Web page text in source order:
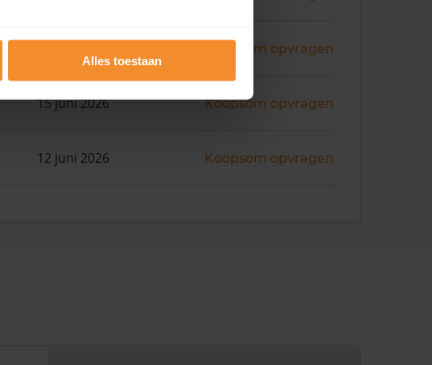
Alles toestaan
Koopsom opvragen
15 juni 2026 Koopsom opvragen
12 juni 2026 Koopsom opvragen